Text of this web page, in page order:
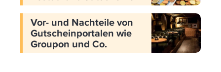
Vor- und Nachteile von
Gutscheinportalen wie
Groupon und Co.